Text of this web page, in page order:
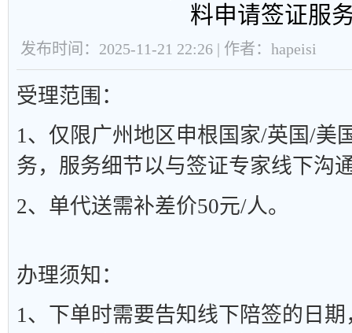
料申请签证服
发布时间：2025-11-21 22:26 | 作者：hapeisi
受理范围：
1、仅限广州地区申根国家/英国/美
务，服务细节以与签证专家线下沟
2、单代送需补差价50元/人。
办理须知：
1、下单时需要告知线下陪签的日